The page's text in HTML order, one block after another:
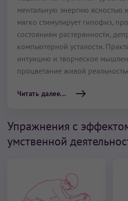
ментальную энергию ясностью
мягко стимулирует гипофиз,
состояниям растерянности,
компьютерной усталости.
интуицию и творческое
процветание живой
Читать далее...
Упражнения с
умственной